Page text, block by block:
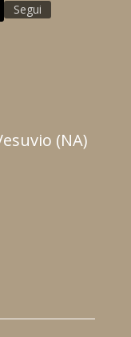
Segui
(NA)